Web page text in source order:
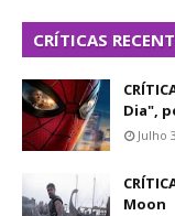
CRÍTICAS
Dia",
Julho
Moon